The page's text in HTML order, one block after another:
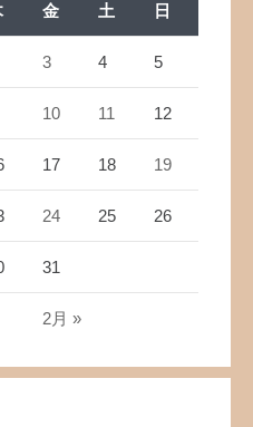
金 土 日
2月 »
3 4 5
10 11 12
17 18 19
24 25 26
31